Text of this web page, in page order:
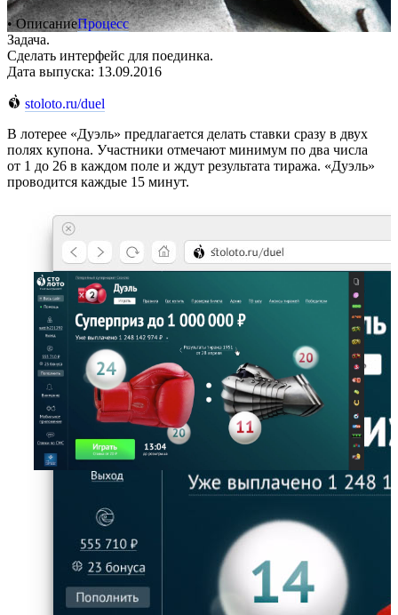
• ОписаниеПроцесс
Задача.
Сделать интерфейс для поединка.
Дата выпуска: 13.09.2016
stoloto.ru/duel
В лотерее «Дуэль» предлагается делать ставки сразу в двух
полях купона. Участники отмечают минимум по два числа
от 1 до 26 в каждом поле и ждут результата тиража. «Дуэль»
проводится каждые 15 минут.